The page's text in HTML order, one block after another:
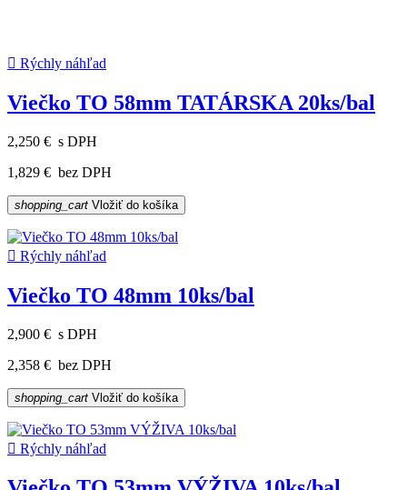
 Rýchly náhľad
Viečko TO 58mm TATÁRSKA 20ks/bal
2,250 € s DPH
1,829 € bez DPH
shopping_cart Vložiť do košíka
 Rýchly náhľad
Viečko TO 48mm 10ks/bal
2,900 € s DPH
2,358 € bez DPH
shopping_cart Vložiť do košíka
 Rýchly náhľad